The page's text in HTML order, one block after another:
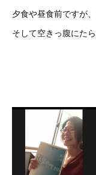
夕食や昼食前ですが
そして空きっ腹にた